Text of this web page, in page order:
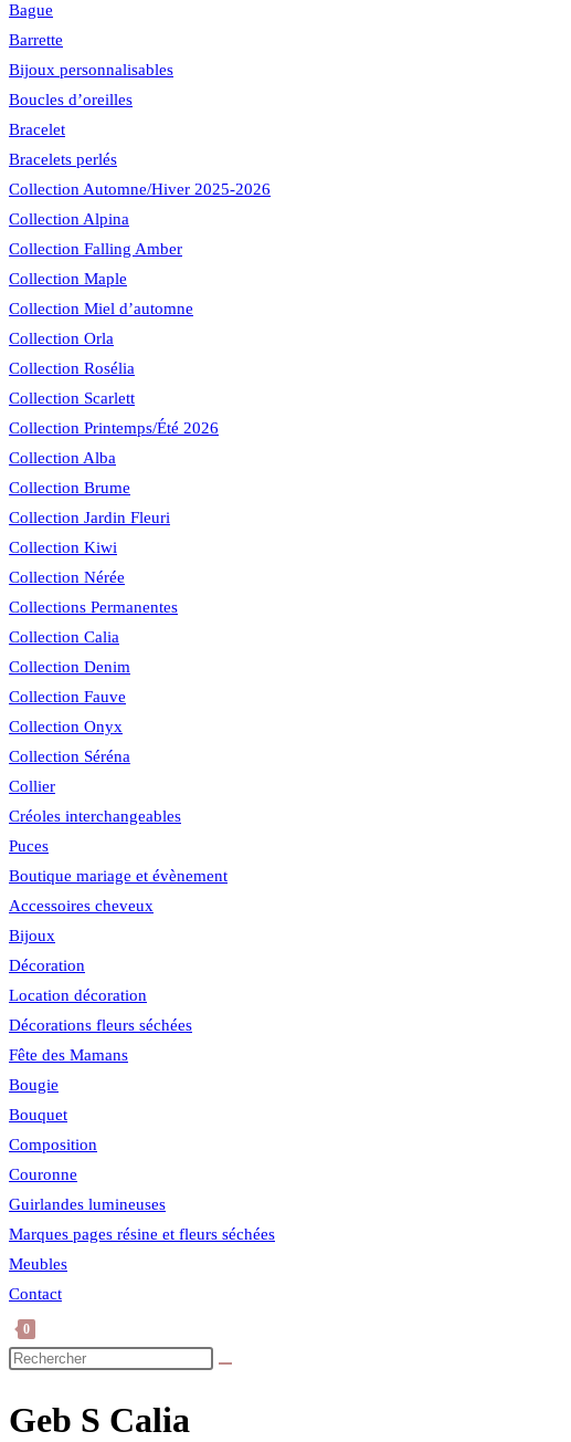
Bague
Barrette
Bijoux personnalisables
Boucles d’oreilles
Bracelet
Bracelets perlés
Collection Automne/Hiver 2025-2026
Collection Alpina
Collection Falling Amber
Collection Maple
Collection Miel d’automne
Collection Orla
Collection Rosélia
Collection Scarlett
Collection Printemps/Été 2026
Collection Alba
Collection Brume
Collection Jardin Fleuri
Collection Kiwi
Collection Nérée
Collections Permanentes
Collection Calia
Collection Denim
Collection Fauve
Collection Onyx
Collection Séréna
Collier
Créoles interchangeables
Puces
Boutique mariage et évènement
Accessoires cheveux
Bijoux
Décoration
Location décoration
Décorations fleurs séchées
Fête des Mamans
Bougie
Bouquet
Composition
Couronne
Guirlandes lumineuses
Marques pages résine et fleurs séchées
Meubles
Contact
0
Geb S Calia